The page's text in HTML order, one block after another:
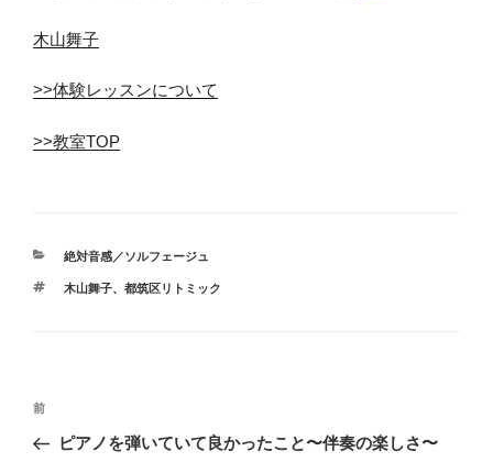
木山舞子
>>体験レッスンについて
>>教室TOP
カ
ゴ
絶対音感／ソルフェージュ
タ
木山舞子、 都筑区リトミック
投
前
の
前
ピアノを弾いていて良かったこと〜伴奏の楽しさ〜